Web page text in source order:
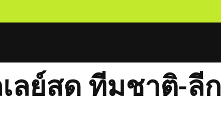
เลย์สด ทีมชาติ-ลีก